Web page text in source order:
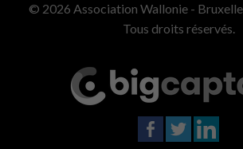
© 2026 Association Wallonie -
Tous droits réservés.